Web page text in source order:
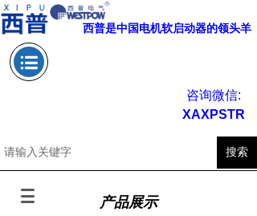
西普是中国电机软启动器的领头羊
咨询微信:
XAXPSTR
搜索
产品展示